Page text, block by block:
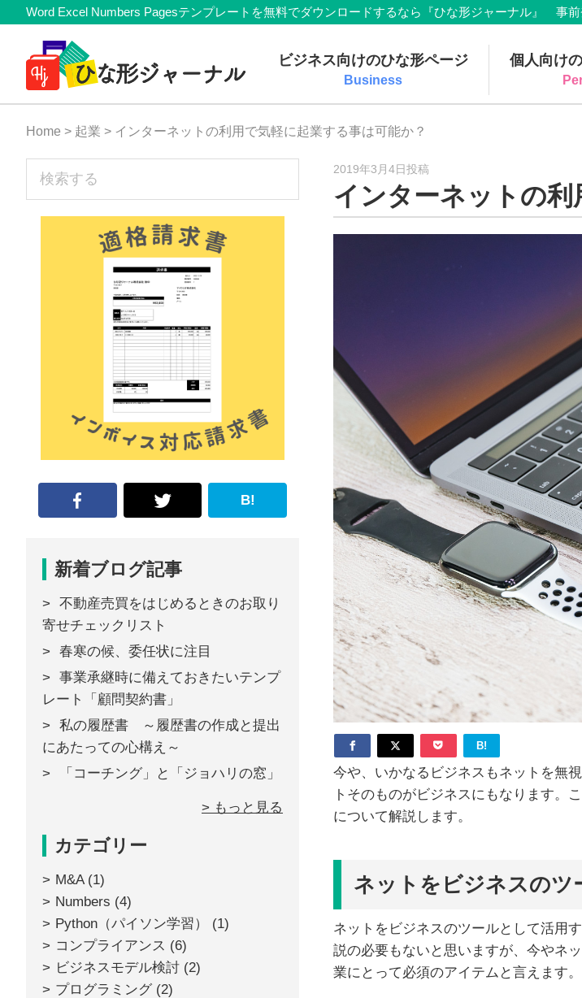
Skip
primary
navigation
Skip
content
Skip
primary
sidebar
Skip
footer
Member
Navigation
Word Excel Numbers Pagesテンプレートを無料でダウンロードするなら『ひな形ジャーナル』 事
料
テ
ン
レ
形
ジ
ャ
ー
ナ
ビジネス向けのひな形ページ
Business
個人向け
Home > 起業 > インターネットの利用で気軽に起業する事は可能か？
2019年3月4日投稿
インターネットの利
B!
今や、いかなるビジネスもネットを無
トそのものがビジネスにもなります。
について解説します。
ネットをビジネスのツ
ネットをビジネスのツールとして活用
説の必要もないと思いますが、今やネ
業にとって必須のアイテムと言えます。
sidebar
B!
新着ブログ記事
不動産売買をはじめるときのお取り
寄せチェックリスト
春寒の候、委任状に注目
事業承継時に備えておきたいテンプ
レート「顧問契約書」
私の履歴書 ～履歴書の作成と提出
にあたっての心構え～
「コーチング」と「ジョハリの窓」
> もっと見る
カテゴリー
M&A(1)
Numbers (4)
Python（パイソン学習）
(1)
コンプライアンス (6)
ビジネスモデル検討 (2)
プログラミング (2)